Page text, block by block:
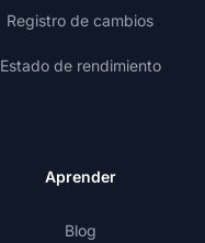
Registro de cambios
Estado de rendimiento
Aprender
Blog